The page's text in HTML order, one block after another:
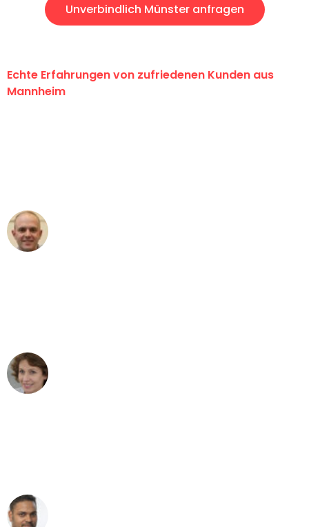
Unverbindlich Münster anfragen
Echte Erfahrungen von zufriedenen Kunden aus
Mannheim